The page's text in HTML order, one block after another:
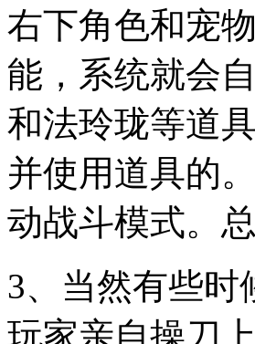
右下角色和宠
能，系统就会
和法玲珑等道
并使用道具的
动战斗模式。
3、当然有些时
玩家亲自操刀